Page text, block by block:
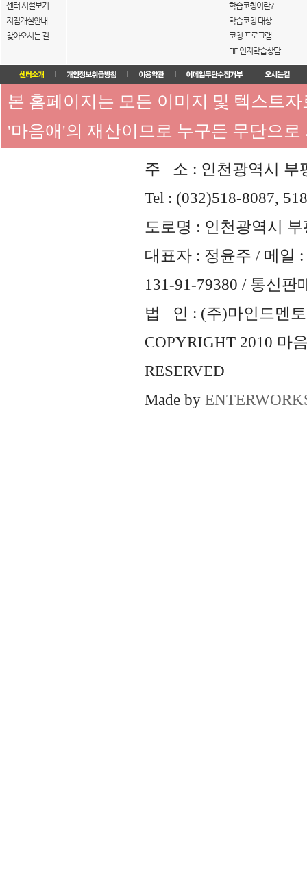
센터 시설보기
지점개설안내
찾아오시는 길
학습코칭이란?
학습코칭 대상
코칭 프로그램
FIE 인지학습상담
본 홈페이지는 모든 이미지 및 텍스트
'마음애'의 재산이므로 누구든 무단으
주 소 : 인천광역시 부
Tel : (032)518-8087,
도로명 : 인천광역시
대표자 : 정윤주 / 메일 :
131-91-79380 / 통신판
법 인 : (주)마인드멘토
COPYRIGHT 2010 마
RESERVED
Made by